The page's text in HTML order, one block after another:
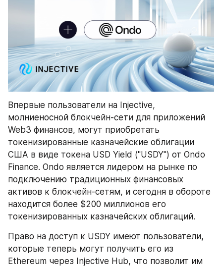
Впервые пользователи на Injective,
молниеносной блокчейн-сети для приложений
Web3 финансов, могут приобретать
токенизированные казначейские облигации
США в виде токена USD Yield ("USDY") от Ondo
Finance. Ondo является лидером на рынке по
подключению традиционных финансовых
активов к блокчейн-сетям, и сегодня в обороте
находится более $200 миллионов его
токенизированных казначейских облигаций.
Право на доступ к USDY имеют пользователи,
которые теперь могут получить его из
Ethereum через Injective Hub, что позволит им